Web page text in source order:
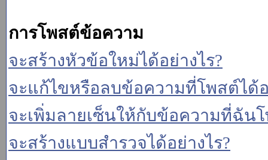
การโพสต์ข้อความ
จะสร้างหัวข้อใหม่ได้อย่างไร?
จะแก้ไขหรือลบข้อความที่โพสต์ได้อ
จะเพิ่มลายเซ็นให้กับข้อความที่ฉันโ
จะสร้างแบบสำรวจได้อย่างไร?